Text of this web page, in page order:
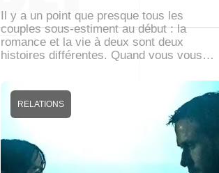
Il y a un point que presque tous les
couples sous-estiment au début : la
romance et la vie à deux sont deux
histoires différentes. Quand vous vous…
RELATIONS